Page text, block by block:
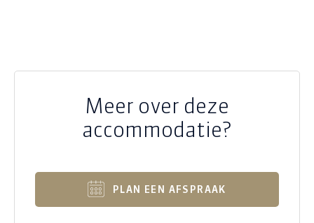
Meer over deze
accommodatie?
PLAN EEN AFSPRAAK